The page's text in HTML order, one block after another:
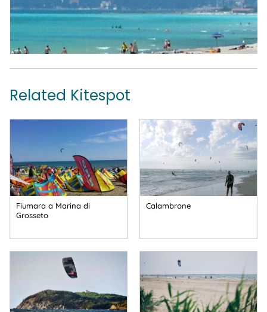
Related Kitespot
Fiumara a Marina di
Grosseto
Calambrone